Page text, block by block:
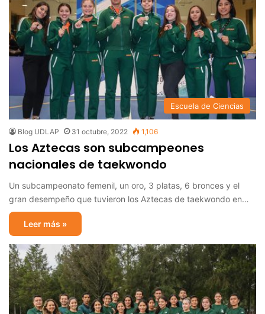
Escuela de Ciencias
Blog UDLAP 31 octubre, 2022 1,106
Los Aztecas son subcampeones
nacionales de taekwondo
Un subcampeonato femenil, un oro, 3 platas, 6 bronces y el
gran desempeño que tuvieron los Aztecas de taekwondo en…
Leer más »